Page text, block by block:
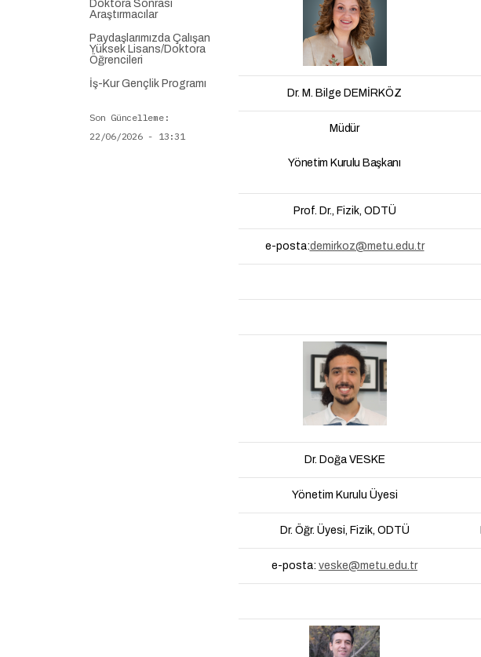
Dr. M. Bilge DEMİRKÖZ
Müdür
Yönetim Kurulu Başkanı
Prof. Dr., Fizik, ODTÜ
e-posta:demirkoz@metu.edu.tr
Dr. Doğa VESKE
Yönetim Kurulu Üyesi
Dr. Öğr. Üyesi, Fizik, ODTÜ
e-posta: veske@metu.edu.tr
Doktora Sonrası
Araştırmacılar
Paydaşlarımızda Çalışan
Yüksek Lisans/Doktora
Öğrencileri
İş-Kur Gençlik Programı
Son Güncelleme
22/06/2026 - 13:31